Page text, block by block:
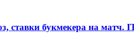
ставки букмекера на матч.